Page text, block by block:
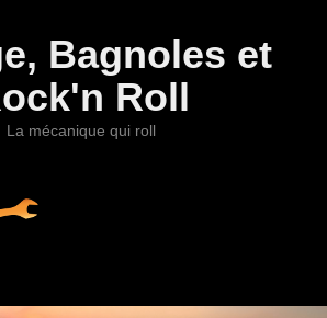
Bagnoles et
Roll
La mécanique qui roll